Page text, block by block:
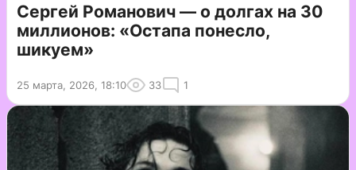
Сергей Романович — о долгах на 30
миллионов: «Остапа понесло,
шикуем»
25 марта, 2026, 18:10 33 1